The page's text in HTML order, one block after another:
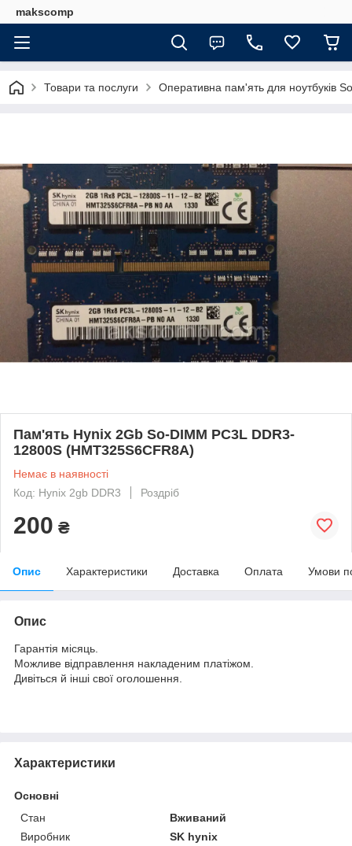
makscomp
Товари та послуги Оперативна пам'ять для ноутбуків
Пам'ять Hynix 2Gb So-DIMM PC3L DDR3-
12800S (HMT325S6CFR8A)
Немає в наявності
Код: Hynix 2gb DDR3
Роздріб
200 ₴
Опис Характеристики Доставка Оплата Умови
Опис
Гарантія місяць.
Можливе відправлення накладеним платіжом.
Дивіться й інші свої оголошення.
Характеристики
Основні
Стан
Вживаний
Виробник
SK hynix